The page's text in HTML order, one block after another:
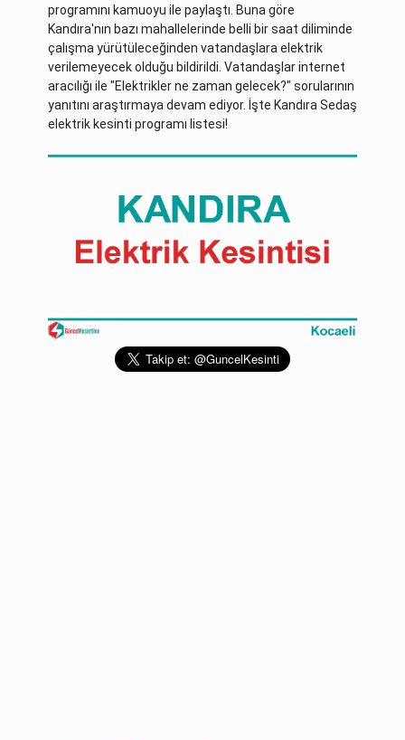
programını kamuoyu ile paylaştı. Buna göre
Kandıra'nın bazı mahallelerinde belli bir saat diliminde
çalışma yürütüleceğinden vatandaşlara elektrik
verilemeyecek olduğu bildirildi. Vatandaşlar internet
aracılığı ile "Elektrikler ne zaman gelecek?" sorularının
yanıtını araştırmaya devam ediyor. İşte Kandıra Sedaş
elektrik kesinti programı listesi!